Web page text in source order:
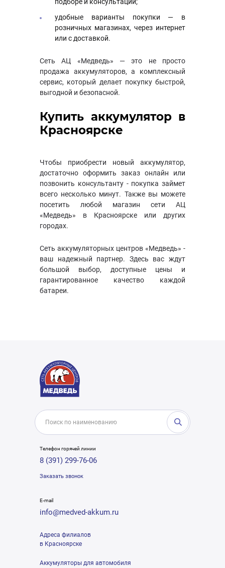
удобные варианты покупки — в
розничных магазинах, через интернет
или с доставкой.
Сеть АЦ «Медведь» — это не просто
продажа аккумуляторов, а комплексный
сервис, который делает покупку быстрой,
выгодной и безопасной.
Купить аккумулятор в
Красноярске
Чтобы приобрести новый аккумулятор,
достаточно оформить заказ онлайн или
позвонить консультанту - покупка займет
всего несколько минут. Также вы можете
посетить любой магазин сети АЦ
«Медведь» в Красноярске или других
городах.
Сеть аккумуляторных центров «Медведь» -
ваш надежный партнер. Здесь вас ждут
большой выбор, доступные цены и
гарантированное качество каждой
батареи.
Телефон горячей линии
8 (391) 299-76-06
Заказать звонок
E-mail
info@medved-akkum.ru
Адреса филиалов
в Красноярске
Аккумуляторы для автомобиля